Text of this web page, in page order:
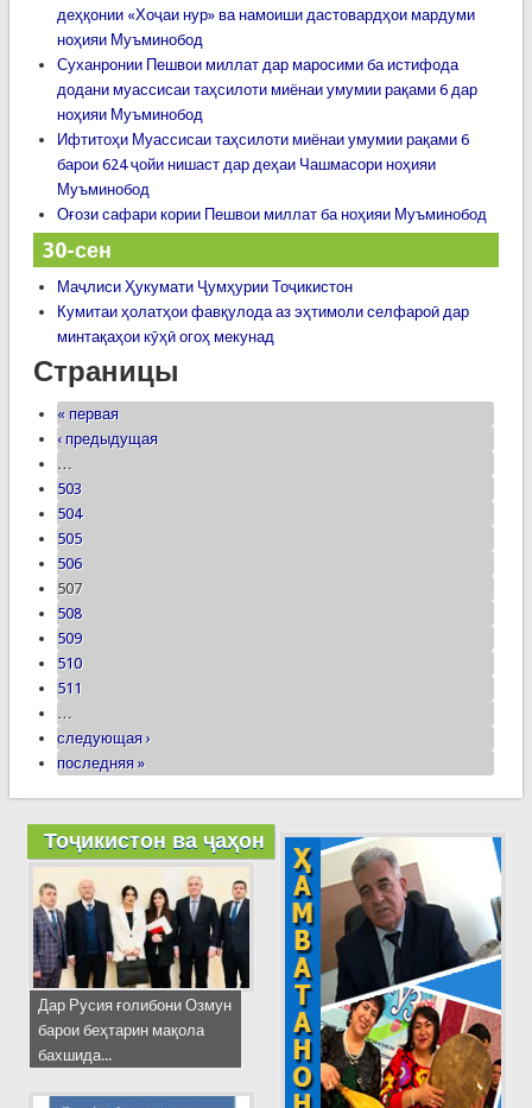
деҳқонии «Хоҷаи нур» ва намоиши дастовардҳои мардуми
ноҳияи Муъминобод
Суханронии Пешвои миллат дар маросими ба истифода
додани муассисаи таҳсилоти миёнаи умумии рақами 6 дар
ноҳияи Муъминобод
Ифтитоҳи Муассисаи таҳсилоти миёнаи умумии рақами 6
барои 624 ҷойи нишаст дар деҳаи Чашмасори ноҳияи
Муъминобод
Оғози сафари кории Пешвои миллат ба ноҳияи Муъминобод
30-сен
Маҷлиси Ҳукумати Ҷумҳурии Тоҷикистон
Кумитаи ҳолатҳои фавқулода аз эҳтимоли селфароӣ дар
минтақаҳои кӯҳӣ огоҳ мекунад
Страницы
« первая
‹ предыдущая
…
503
504
505
506
507
508
509
510
511
…
следующая ›
последняя »
Тоҷикистон ва ҷаҳон
Дар Русия ғолибони Озмун
барои беҳтарин мақола
бахшида...